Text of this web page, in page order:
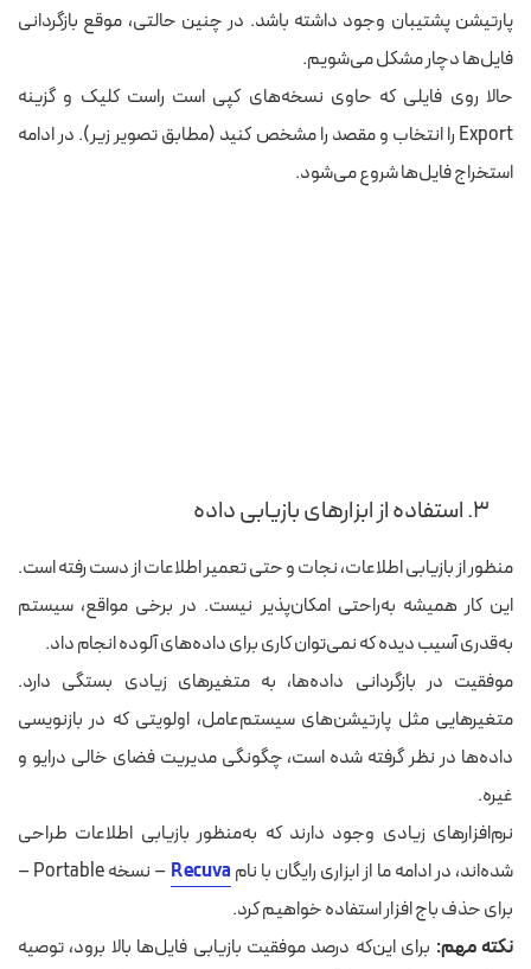
پارتیشن پشتیبان وجود داشته باشد. در چنین حالتی، موقع بازگردانی
فایل‌ها دچار مشکل می‌شویم.
حالا روی فایلی که حاوی نسخه‌های کپی است راست کلیک وگزینه
Export را انتخاب
و مقصد را مشخصکنید (مطابق تصویر زیر). درادامه
استخراج فایل‌ها شروع می‌شود.
۳. استفاده از ابزارهای بازیابی داده
منظور از بازیابی اطلاعات، نجات و حتی تعمیر اطلاعات از دست رفته است.
این کار همیشه به‌راحتی امکان‌پذیر نیست. در برخی مواقع، سیستم
به‌قدری آسیب دیده که نمی‌توان کاری برای داده‌هایآلودهانجام داد.
موفقیت در بازگردانی داده‌ها، به متغیرهای زیادی بستگی دارد.
متغیرهایی مثل پارتیشن‌های سیستم‌عامل، اولویتی که در بازنویسی
داده‌ها در نظر گرفته شده است، چگونگی مدیریت فضای خالی درایو و
غیره.
نرم‌افزارهای زیادی وجود دارند که به‌منظور بازیابی اطلاعات طراحی
شده‌اند، در ادامه ما از ابزاری رایگان با نام Recuva – نسخه Portable –
برایحذف باج افزاراستفاده خواهیم کرد.
نکته مهم: برایاین‌که درصد موفقیت بازیابی فایل‌ها بالا برود، توصیه